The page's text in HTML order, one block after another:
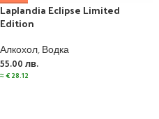
Laplandia Eclipse Limited
Edition
Алкохол,Водка
55.00 лв.
≈€28.12